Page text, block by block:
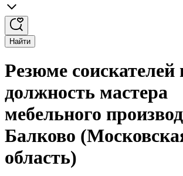
Найти
Резюме соискателей
должность мастера
мебельного
Балково
область)